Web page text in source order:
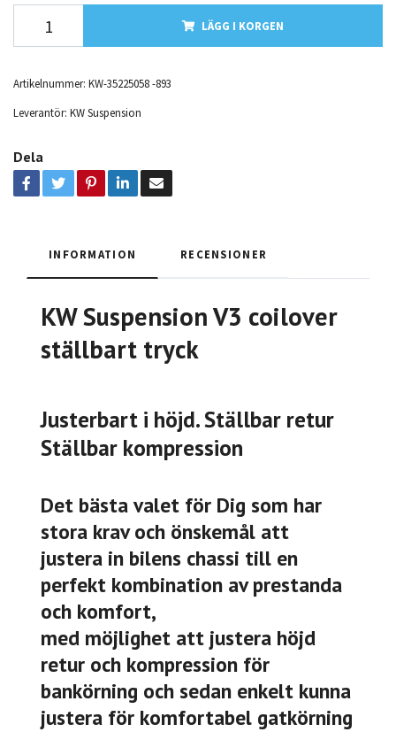
LÄGG I KORGEN
Artikelnummer: KW-35225058 -893
Leverantör: KW Suspension
Dela
INFORMATION RECENSIONER
KW Suspension V3 coilover
ställbart tryck
Justerbart i höjd. Ställbar retur
Ställbar kompression
Det bästa valet för Dig som har
stora krav och önskemål att
justera in bilens chassi till en
perfekt kombination av prestanda
och komfort,
med möjlighet att justera höjd
retur och kompression för
bankörning och sedan enkelt kunna
justera för komfortabel gatkörning